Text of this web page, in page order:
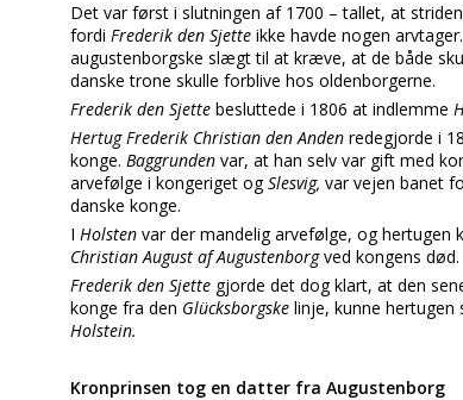
Det var først i slutningen af 1700 – tallet, at
fordi Frederik den Sjette ikke havde nogen
augustenborgske slægt til at kræve, at de både
danske trone skulle forblive hos oldenborgerne.
Frederik den Sjette besluttede i 1806 at indlemme
Hertug Frederik Christian den Anden redegjorde i
konge. Baggrunden var, at han selv var gift med
arvefølge i kongeriget ogSlesvig, var vejen banet
danske konge.
I Holsten var der mandelig arvefølge, og
Christian August af Augustenborgved kongens død.
Frederik den Sjette gjorde det dog klart, at den
konge fra den Glücksborgske linje, kunne hertugen
Holstein.
Kronprinsen tog en datter fra Augustenborg